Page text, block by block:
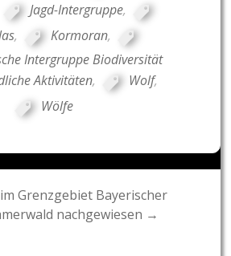
Jagd-Intergruppe,
, Kormoran,
Intergruppe Biodiversität
Aktivitäten, Wolf,
Wölfe
Grenzgebiet Bayerischer
nachgewiesen →